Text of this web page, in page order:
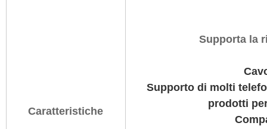
Caratteristiche
Supporta la
Supporto di molti
prodotti